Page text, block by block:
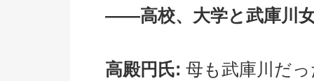
――高校、大学と武庫川
高殿円氏: 母も武庫川だ